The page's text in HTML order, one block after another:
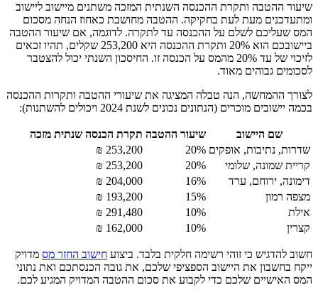
שיעור ההטבה ותקרת ההכנסה השנתית המזכה משתנים מיישוב ליישוב
ומתעדכנים מעת לעת בחקיקה. ההטבה מחושבת כאחוז הנחה מסכום
המס שעליכם לשלם על ההכנסה עד לתקרה. לדוגמה, אם שיעור ההטבה
ביישובכם הוא 20% ותקרת ההכנסה היא 253,200 שקלים, תהיו זכאים
לזיכוי של עד 20% מהמס על הכנסה זו. החיסכון השנתי יכול להצטבר
לסכומים גבוהים מאוד.
לצורך ההמחשה, הנה טבלה המציגה את שיעורי ההטבה ותקרות ההכנסה
בכמה יישובים מוכרים (הנתונים נכונים לשנת 2024 ויכולים להשתנות):
שם היישוב שיעור ההטבה תקרת הכנסה שנתית מזכה
שדרות, נתיבות, אופקים 20%
253,200 ₪
קריית שמונה, שלומי
20%
253,200 ₪
דימונה, ירוחם, ערד
16%
204,000 ₪
מצפה רמון
15%
193,200 ₪
אילת
10%
291,480 ₪
קצרין
10%
162,000 ₪
חשוב להדגיש כי זוהי רשימה חלקית בלבד. ביצוע חישוב החזר מס מדויק
ייקח בחשבון את היישוב הספציפי שלכם, את גובה הכנסתכם ואת נתוני
המס האישיים שלכם כדי לקבוע את סכום ההטבה המדויק המגיע לכם.